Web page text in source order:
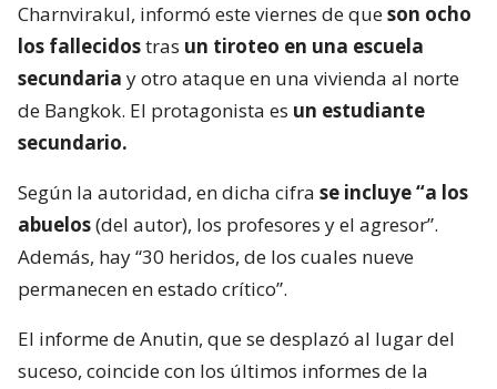
Charnvirakul, informó este viernes de queson ocho
los fallecidostras un tiroteo en una escuela
secundaria y otro ataque en una vivienda al norte
de Bangkok. El protagonista es un estudiante
secundario.
Según la autoridad, en dicha cifra se incluye “a los
abuelos(del autor), los profesores y el agresor”.
Además, hay “30 heridos, de los cuales nueve
permanecen en estado crítico”.
El informe de Anutin, que se desplazó al lugar del
suceso, coincide con los últimos informes de la